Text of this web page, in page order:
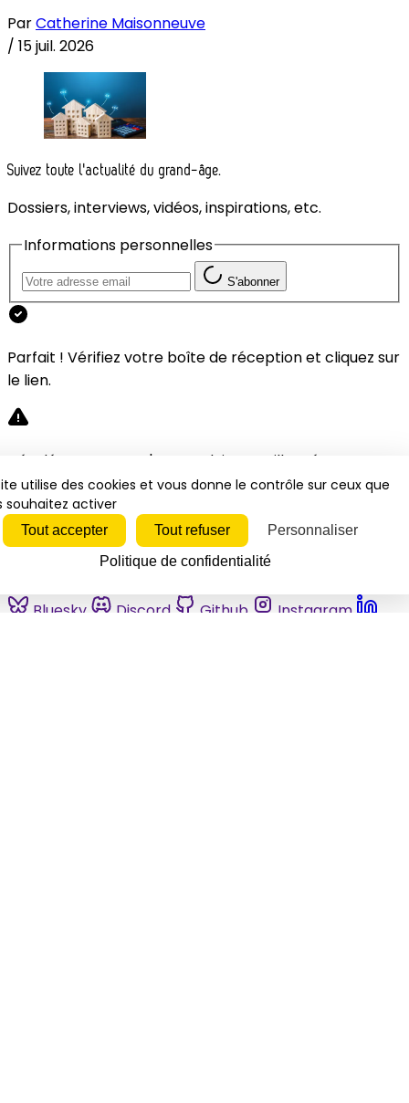
ParCatherine Maisonneuve
/ 15 juil. 2026
Suivez toute l'actualité du grand-âge.
Dossiers, interviews, vidéos, inspirations, etc.
Informations personnelles
S'abonner
Parfait ! Vérifiez votre boîte de réception et cliquez sur
le lien.
Désolé, une erreur s'est produite. Veuillez réessayer.
Fermer
Bluesky Discord Github
Instagram
utilise des cookies et vous donne le contrôle sur ceux que
souhaitez activer
Tout accepter Tout refuser
Personnaliser
Politique de confidentialité